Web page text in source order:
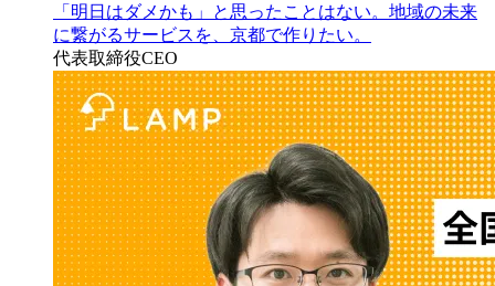
「明日はダメかも」と思ったことはない。地域の未来
に繋がるサービスを、京都で作りたい。
代表取締役CEO